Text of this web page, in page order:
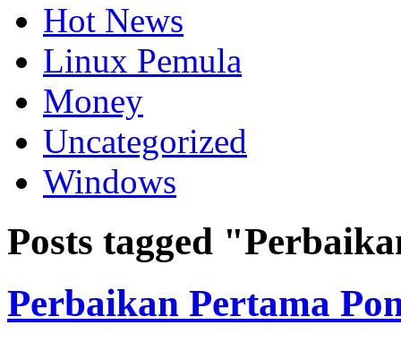
Hot News
Linux Pemula
Money
Uncategorized
Windows
Posts tagged
Perbaikan Pertama